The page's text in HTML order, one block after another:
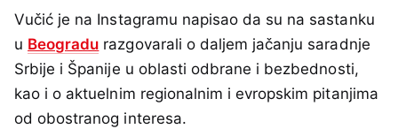
Vučić je na Instagramu napisao da su na sastanku
u Beogradu razgovarali o daljem jačanju saradnje
Srbije i Španije u oblasti odbrane i bezbednosti,
kao i o aktuelnim regionalnim i evropskim pitanjima
od obostranog interesa.